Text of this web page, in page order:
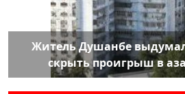
Житель Душанбе
скрыть проигрыш в